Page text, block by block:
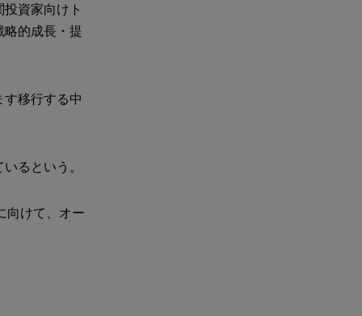
資家向けト
略的成長・提
移行する中
るという。
向けて、オー